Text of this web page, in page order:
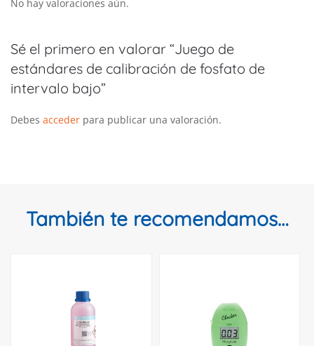
No hay valoraciones aún.
Sé el primero en valorar “Juego de
estándares de calibración de fosfato de
intervalo bajo”
Debes acceder para publicar una valoración.
También te recomendamos…